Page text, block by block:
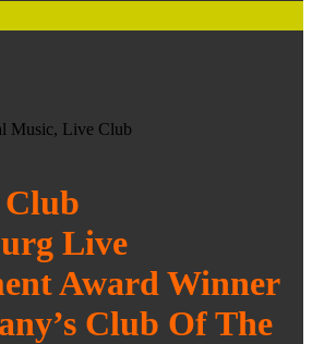
Live
Award Winner
Club Of The